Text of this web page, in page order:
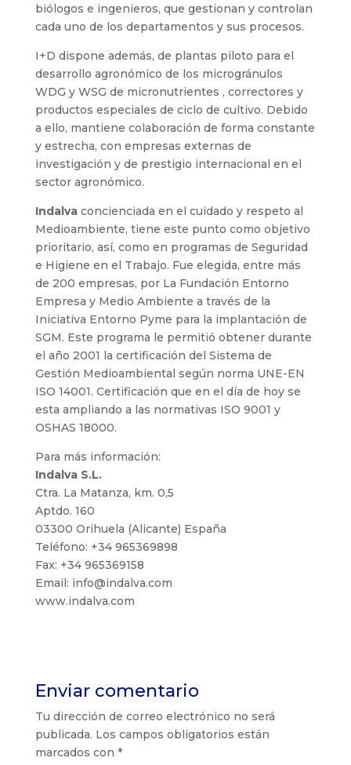
biólogos e ingenieros, que gestionan y controlan
cada uno de los departamentos y sus procesos.
I+D dispone además, de plantas piloto para el
desarrollo agronómico de los microgránulos
WDG y WSG de micronutrientes , correctores y
productos especiales de ciclo de cultivo. Debido
a ello, mantiene colaboración de forma constante
y estrecha, con empresas externas de
investigación y de prestigio internacional en el
sector agronómico.
Indalvaconcienciada en el cuidado y respeto al
Medioambiente, tiene este punto como objetivo
prioritario, así, como en programas de Seguridad
e Higiene en el Trabajo. Fue elegida, entre más
de 200 empresas, por La Fundación Entorno
Empresa y Medio Ambiente a través de la
Iniciativa Entorno Pyme para la implantación de
SGM. Este programa le permitió obtener durante
el año 2001 la certificación del Sistema de
Gestión Medioambiental según norma UNE-EN
ISO 14001. Certificación que en el día de hoy se
esta ampliando a las normativas ISO 9001 y
OSHAS 18000.
Para más información:
Indalva S.L.
Ctra. La Matanza, km. 0,5
Aptdo. 160
03300 Orihuela (Alicante) España
Teléfono: +34 965369898
Fax: +34 965369158
Email: info@indalva.com
www.indalva.com
Enviar comentario
Tu dirección de correo electrónico no será
publicada. Los campos obligatorios están
marcados con *